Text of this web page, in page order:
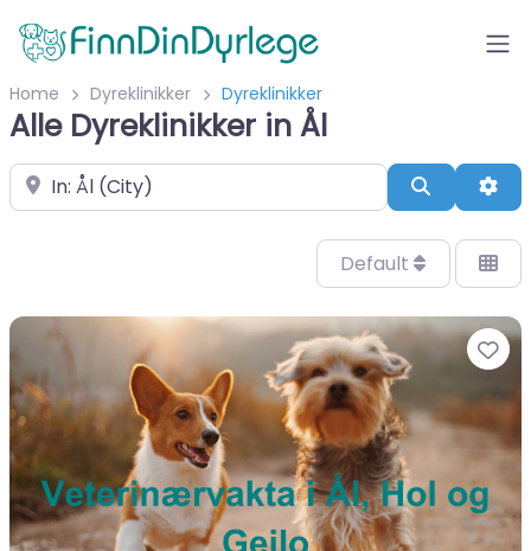
Home Dyreklinikker Dyreklinikker
Alle Dyreklinikker in Ål
Velg by/sted Search
Default